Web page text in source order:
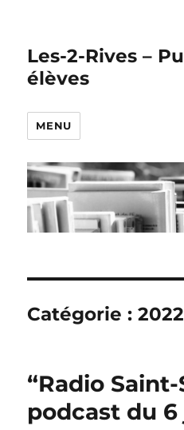
Les-2-Rives –
élèves
MENU
Catégorie :
“Radio Saint-
podcast du